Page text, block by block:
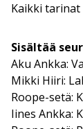
Kaikki tarinat
Sisältää
Aku Ankka:
Mikki Hiiri:
Roope-setä:
Iines Ankka: